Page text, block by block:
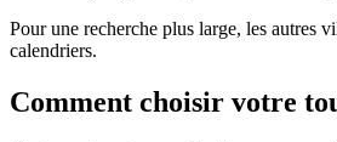
Pour une recherche plus large, les autres
calendriers.
Comment choisir votre